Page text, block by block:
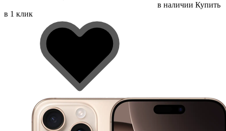
в наличии Купить
в 1 клик